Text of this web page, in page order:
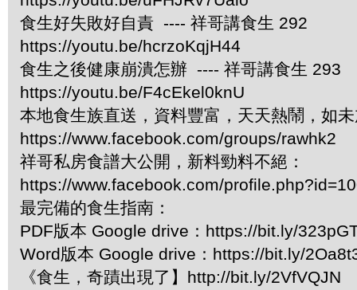
食生好失敗好自責 ---- 祥哥講食生 292
https://youtu.be/hcrzoKqjH44
食生之後健康崩潰怎辦 ---- 祥哥講食生 293
https://youtu.be/F4cEkel0knU
本地食生族直送，資料豐富，天天熱鬧，如
https://www.facebook.com/groups/rawhk2
祥哥私房食譜大公開，新料勁料不絕：
https://www.facebook.com/
最完備的食生指南：
PDF版本 Google drive：https://bit.ly/
Word版本 Google drive：https://bit.ly/
《食生，奇蹟出現了】http://bit.ly/2VfVQJN